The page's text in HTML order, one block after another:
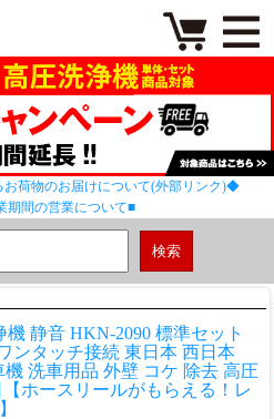
荷物のお届けについて(外部リンク)◆
期間の営業について■
静音 HKN-2090 標準セット
ンタッチ接続 東日本 西日本
機 洗車用品 外壁 コケ 除去 高圧
ホースリールがもらえる！レ